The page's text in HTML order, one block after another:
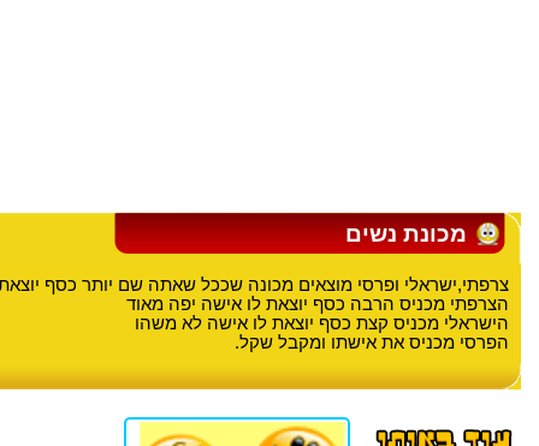
מכונת נשים
צרפתי,ישראלי ופרסי מוצאים מכונה שככל שאתה שם יותר כסף
הצרפתי מכניס הרבה כסף יוצאת לו אישה יפה מאוד
הישראלי מכניס קצת כסף יוצאת לו אישה לא משהו
הפרסי מכניס את אישתו ומקבל שקל.